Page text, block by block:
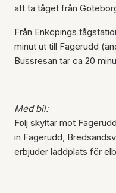
att ta tåget från
Från Enköpings
minut ut till Fagerudd
Bussresan tar ca 20
Med bil:
Följ skyltar mot
in Fagerudd,
erbjuder laddplats för